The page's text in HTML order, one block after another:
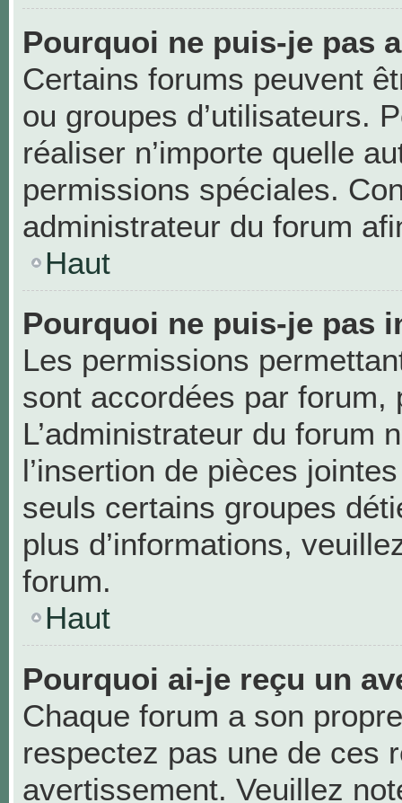
Pourquoi ne puis-je pas
Certains forums peuvent
ou groupes d’utilisateurs.
réaliser n’importe quelle
permissions spéciales.
administrateur du forum
Haut
Pourquoi ne puis-je pas
Les permissions
sont accordées par forum,
L’administrateur du forum
l’insertion de pièces
seuls certains groupes
plus d’informations,
forum.
Haut
Pourquoi ai-je reçu un
Chaque forum a son
respectez pas une de ces
avertissement. Veuillez